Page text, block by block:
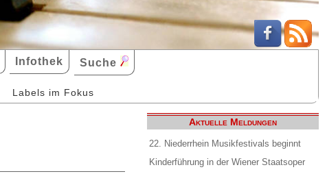
Infothek Suche
Labels im Fokus
Aktuelle Meldungen
22. Niederrhein Musikfestivals beginnt
Kinderführung in der Wiener Staatsoper